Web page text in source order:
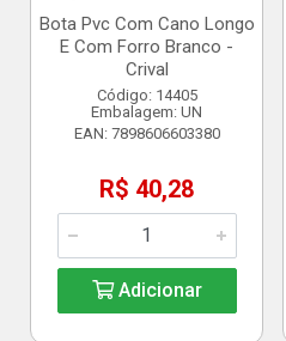
Bota Pvc Com Cano Longo
E Com Forro Branco -
Crival
Código: 14405
Embalagem: UN
EAN: 7898606603380
R$ 40,28
Adicionar